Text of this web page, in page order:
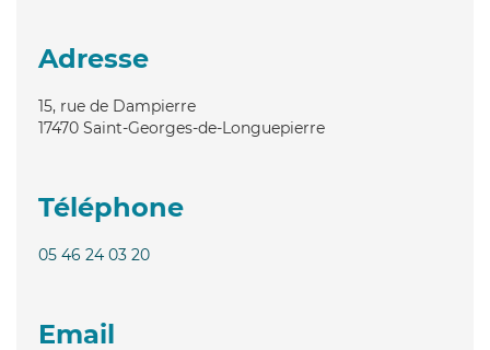
Adresse
15, rue de Dampierre
17470 Saint-Georges-de-Longuepierre
Téléphone
05 46 24 03 20
Email